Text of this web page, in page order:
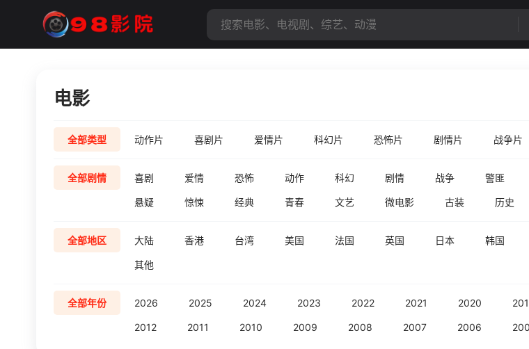
电影
全部类型 动作片 喜剧片 爱情片 科幻片 恐怖片 剧情片 战争片
全部剧情 喜剧 爱情 恐怖 动作 科幻 剧情 战争 警匪
悬疑 惊悚 经典 青春 文艺 微电影 古装 历史
全部地区 大陆 香港 台湾 美国 法国 英国 日本 韩国
其他
全部年份 2026 2025 2024 2023 2022 2021 2020
2012 2011 2010 2009 2008 2007 2006